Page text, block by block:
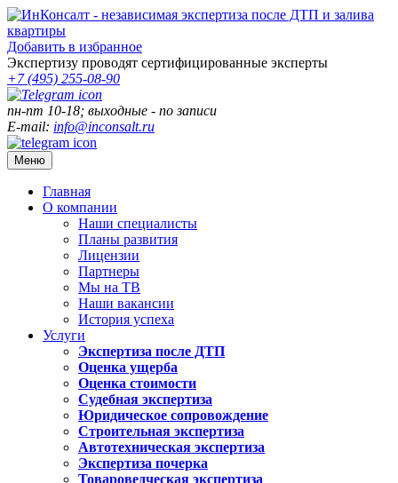
Добавить в избранное
Экспертизу проводят сертифицированные эксперты
+7 (495) 255-08-90
пн-пт 10-18; выходные - по записи
E-mail: info@inconsalt.ru
Меню
Главная
О компании
Наши специалисты
Планы развития
Лицензии
Партнеры
Мы на ТВ
Наши вакансии
История успеха
Услуги
Экспертиза после ДТП
Оценка ущерба
Оценка стоимости
Судебная экспертиза
Юридическое сопровождение
Строительная экспертиза
Автотехническая экспертиза
Экспертиза почерка
Товароведческая экспертиза